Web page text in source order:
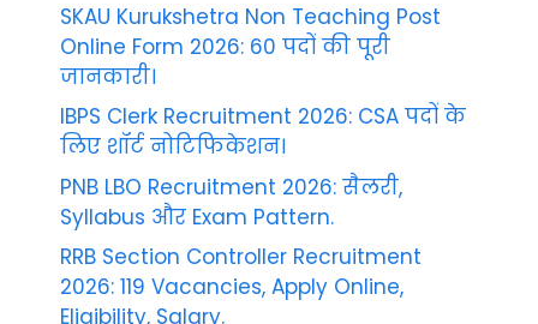
SKAU Kurukshetra Non Teaching Post
Online Form 2026: 60 पदों की पूरी
जानकारी।
IBPS Clerk Recruitment 2026: CSA पदों के
लिए शॉर्ट नोटिफिकेशन।
PNB LBO Recruitment 2026: सैलरी,
Syllabus और Exam Pattern.
RRB Section Controller Recruitment
2026: 119 Vacancies, Apply Online,
Eligibility, Salary.